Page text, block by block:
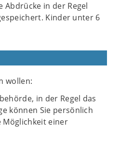
Abdrücke in der Regel
Kinder unter 6
wollen:
in der Regel das
können Sie persönlich
Möglichkeit einer